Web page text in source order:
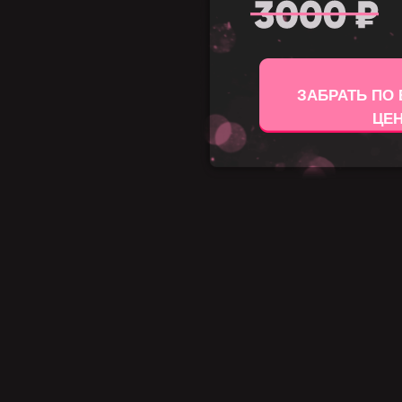
ЗАБРАТЬ